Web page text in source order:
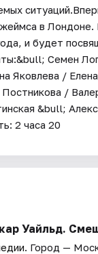
в Лондоне.
и будет
Семен
Яковлева /
/
&bull;
2 часа 20
Уайльд.
. Город —